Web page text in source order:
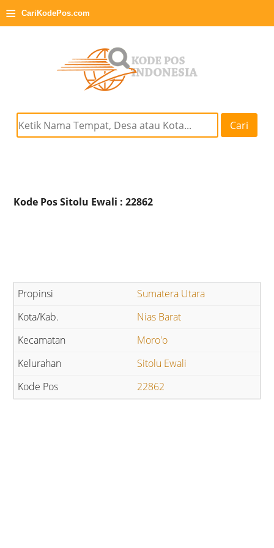
≡ CariKodePos.com
Cari
Kode Pos Sitolu Ewali : 22862
Sumatera Utara
Nias Barat
Moro'o
Sitolu Ewali
22862